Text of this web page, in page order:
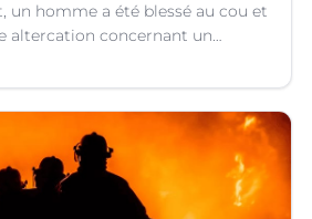
un homme a été blessé au cou et
altercation concernant un
Montpellier (Hérault).